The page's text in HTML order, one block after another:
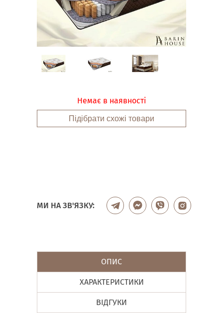
Немає в наявності
Підібрати схожі товари
МИ НА ЗВ'ЯЗКУ:
ОПИС
ХАРАКТЕРИСТИКИ
ВІДГУКИ